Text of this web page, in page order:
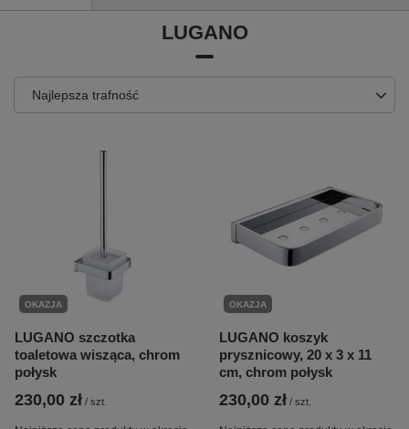
LUGANO
Najlepsza trafność
OKAZJA
LUGANO szczotka
toaletowa wisząca, chrom
połysk
230,00 zł / szt.
OKAZJA
LUGANO koszyk
prysznicowy, 20 x 3 x 11
cm, chrom połysk
230,00 zł / szt.